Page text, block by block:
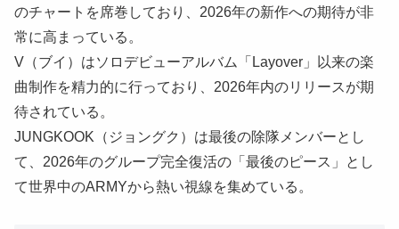
のチャートを席巻しており、2026年の新作への期待が非
常に高まっている。
V（ブイ）はソロデビューアルバム「Layover」以来の楽
曲制作を精力的に行っており、2026年内のリリースが期
待されている。
JUNGKOOK（ジョングク）は最後の除隊メンバーとし
て、2026年のグループ完全復活の「最後のピース」とし
て世界中のARMYから熱い視線を集めている。